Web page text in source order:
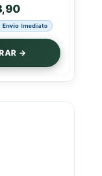
Envio Imediato
→